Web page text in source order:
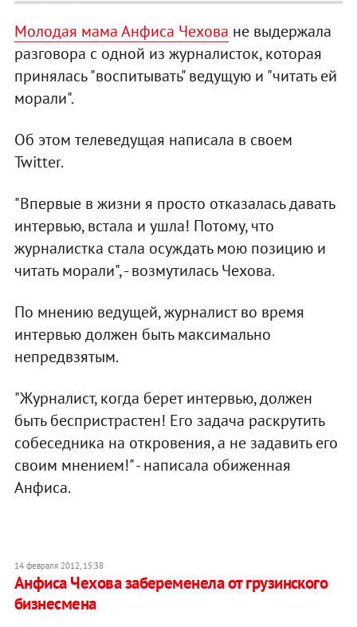
Молодая мама Анфиса Чехова не выдержала
разговора с одной из журналисток, которая
принялась "воспитывать" ведущую и "читать ей
морали".
Об этом телеведущая написала в своем
Twitter.
"Впервые в жизни я просто отказалась давать
интервью, встала и ушла! Потому, что
журналистка стала осуждать мою позицию и
читать морали", - возмутилась Чехова.
По мнению ведущей, журналист во время
интервью должен быть максимально
непредвзятым.
"Журналист, когда берет интервью, должен
быть беспристрастен! Его задача раскрутить
собеседника на откровения, а не задавить его
своим мнением!" - написала обиженная
Анфиса.
14 февраля 2012, 15:38
Анфиса Чехова забеременела от грузинского
бизнесмена